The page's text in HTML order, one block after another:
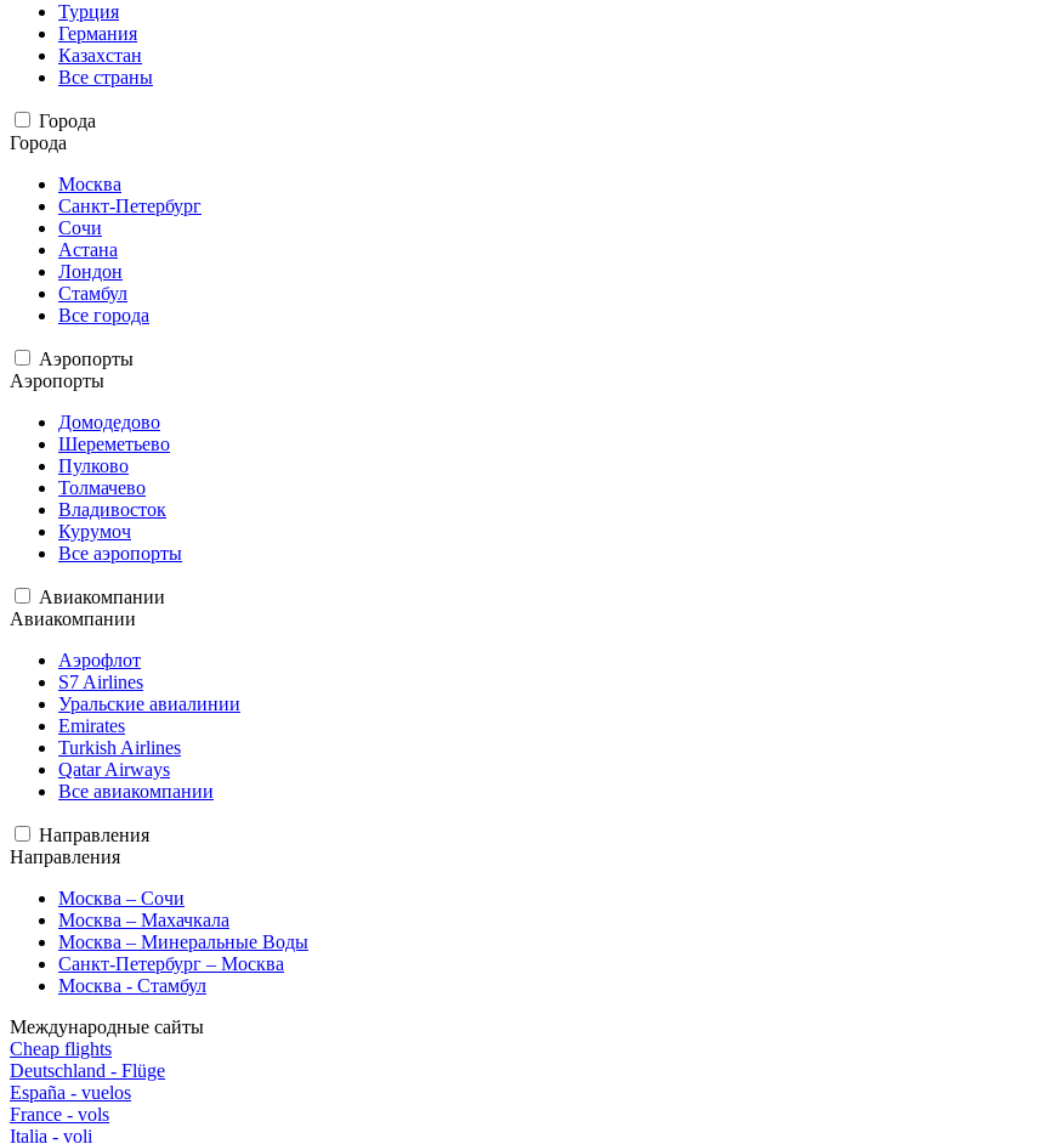
Турция
Германия
Казахстан
Все страны
Города
Города
Москва
Санкт-Петербург
Сочи
Астана
Лондон
Стамбул
Все города
Аэропорты
Аэропорты
Домодедово
Шереметьево
Пулково
Толмачево
Владивосток
Курумоч
Все аэропорты
Авиакомпании
Авиакомпании
Аэрофлот
S7 Airlines
Уральские авиалинии
Emirates
Turkish Airlines
Qatar Airways
Все авиакомпании
Направления
Направления
Москва – Сочи
Москва – Махачкала
Москва – Минеральные Воды
Санкт-Петербург – Москва
Москва - Стамбул
Международные сайты
Cheap flights
Deutschland - Flüge
España - vuelos
France - vols
Italia - voli